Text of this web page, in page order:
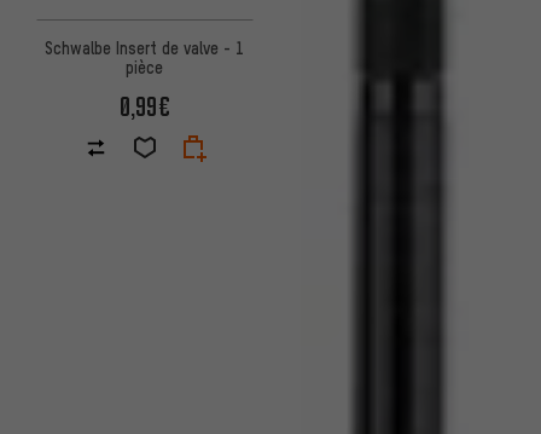
Schwalbe Insert de valve - 1
pièce
0,99€